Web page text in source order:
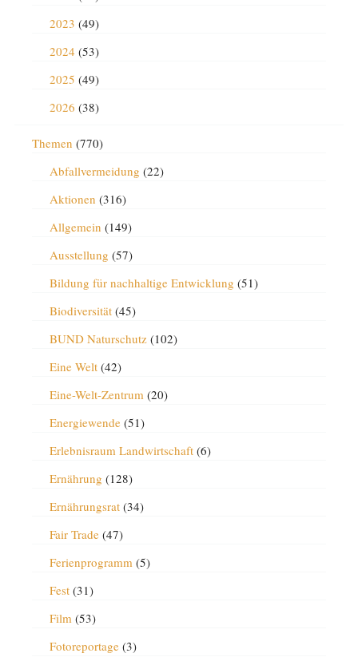
2023 (49)
2024 (53)
2025 (49)
2026 (38)
Themen (770)
Abfallvermeidung (22)
Aktionen (316)
Allgemein (149)
Ausstellung (57)
Bildung für nachhaltige Entwicklung (51)
Biodiversität(45)
BUND Naturschutz(102)
Eine Welt(42)
Eine-Welt-Zentrum(20)
Energiewende(51)
Erlebnisraum Landwirtschaft(6)
Ernährung (128)
Ernährungsrat(34)
Fair Trade(47)
Ferienprogramm(5)
Fest(31)
Film(53)
Fotoreportage(3)